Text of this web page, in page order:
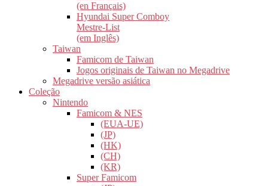
(en Français)
Hyundai Super Comboy
Mestre-List
(em Inglês)
Taiwan
Famicom de Taiwan
Jogos originais de Taiwan no Megadrive
Megadrive versão asiática
Coleção
Nintendo
Famicom & NES
(EUA-UE)
(JP)
(HK)
(CH)
(KR)
Super Famicom